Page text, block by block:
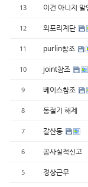
13 이건 아니지
12 외포리계단
11 purlin참조
10 joint참조
9 베이스참조
8 동절기 해제
7 갈산동
6 공사실적신고
5 정상근무